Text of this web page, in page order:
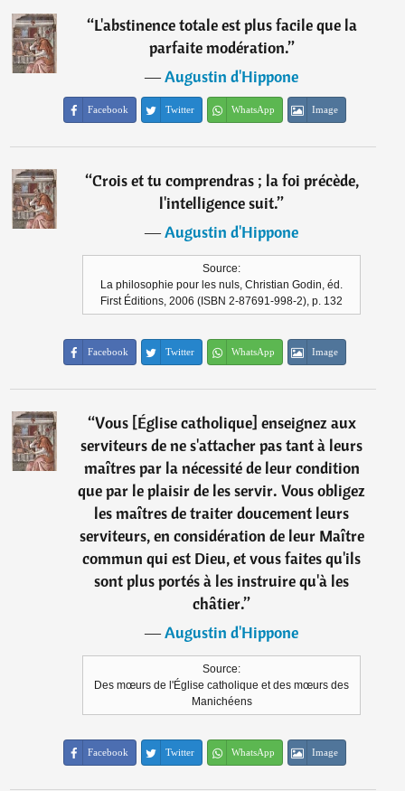
“L'abstinence totale est plus facile que la
parfaite modération.”
―Augustin d'Hippone
Facebook Twitter WhatsApp Image
“Crois et tu comprendras ; la foi précède,
l'intelligence suit.”
―Augustin d'Hippone
Source:
La philosophie pour les nuls, Christian Godin, éd.
First Éditions, 2006 (ISBN 2-87691-998-2), p. 132
Facebook Twitter WhatsApp Image
“Vous [Église catholique] enseignez aux
serviteurs de ne s'attacher pas tant à leurs
maîtres par la nécessité de leur condition
que par le plaisir de les servir. Vous obligez
les maîtres de traiter doucement leurs
serviteurs, en considération de leur Maître
commun qui est Dieu, et vous faites qu'ils
sont plus portés à les instruire qu'à les
châtier.”
―Augustin d'Hippone
Source:
Des mœurs de l'Église catholique et des mœurs des
Manichéens
Facebook Twitter WhatsApp Image